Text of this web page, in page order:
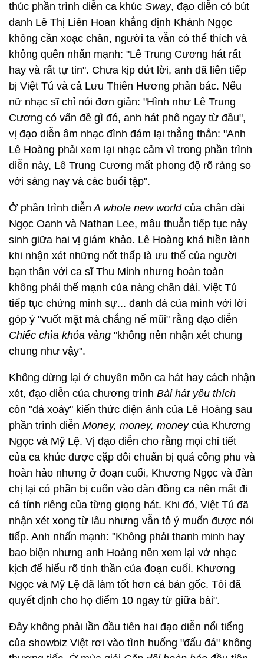
thúc phần trình diễn ca khúc Sway, đạo diễn có bút
danh Lê Thị Liên Hoan khẳng định Khánh Ngọc
không cần xoạc chân, người ta vẫn có thể thích và
không quên nhấn mạnh: "Lê Trung Cương hát rất
hay và rất tự tin". Chưa kịp dứt lời, anh đã liên tiếp
bị Việt Tú và cả Lưu Thiên Hương phản bác. Nếu
nữ nhạc sĩ chỉ nói đơn giản: "Hình như Lê Trung
Cương có vấn đề gì đó, anh hát phô ngay từ đầu",
vị đạo diễn âm nhạc đình đám lại thẳng thắn: "Anh
Lê Hoàng phải xem lại nhạc cảm vì trong phần trình
diễn này, Lê Trung Cương mất phong độ rõ ràng so
với sáng nay và các buổi tập".
Ở phần trình diễn A whole new worldcủa chân dài
Ngọc Oanh và Nathan Lee, mâu thuẫn tiếp tục nảy
sinh giữa hai vị giám khảo. Lê Hoàng khá hiền lành
khi nhận xét những nốt thấp là ưu thế của người
bạn thân với ca sĩ Thu Minh nhưng hoàn toàn
không phải thế mạnh của nàng chân dài. Việt Tú
tiếp tục chứng minh sự... đanh đá của mình với lời
góp ý "vuốt mặt mà chẳng nể mũi" rằng đạo diễn
Chiếc chìa khóa vàng "không nên nhận xét chung
chung như vậy".
Không dừng lại ở chuyên môn ca hát hay cách nhận
xét, đạo diễn của chương trình Bài hát yêu thích
còn "đá xoáy" kiến thức điện ảnh của Lê Hoàng sau
phần trình diễn Money, money, moneycủa Khương
Ngọc và Mỹ Lệ. Vị đạo diễn cho rằng mọi chi tiết
của ca khúc được cặp đôi chuẩn bị quá công phu và
hoàn hảo nhưng ở đoạn cuối, Khương Ngọc và đàn
chị lại có phần bị cuốn vào dàn đồng ca nên mất đi
cá tính riêng của từng giọng hát. Khi đó, Việt Tú đã
nhận xét xong từ lâu nhưng vẫn tỏ ý muốn được nói
tiếp. Anh nhấn mạnh: "Không phải thanh minh hay
bao biện nhưng anh Hoàng nên xem lại vở nhạc
kịch để hiểu rõ tinh thần của đoạn cuối. Khương
Ngọc và Mỹ Lệ đã làm tốt hơn cả bản gốc. Tôi đã
quyết định cho họ điểm 10 ngay từ giữa bài".
Đây không phải lần đầu tiên hai đạo diễn nổi tiếng
của showbiz Việt rơi vào tình huống "đấu đá" không